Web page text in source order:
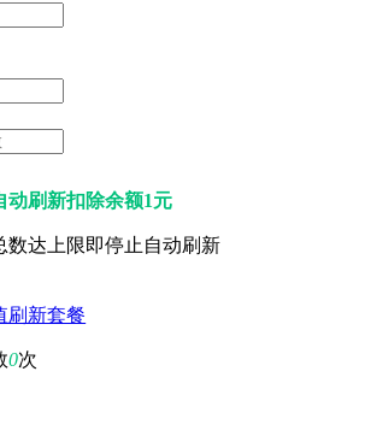
动刷新扣除余额1元
数达上限即停止自动刷新
刷新套餐
0次